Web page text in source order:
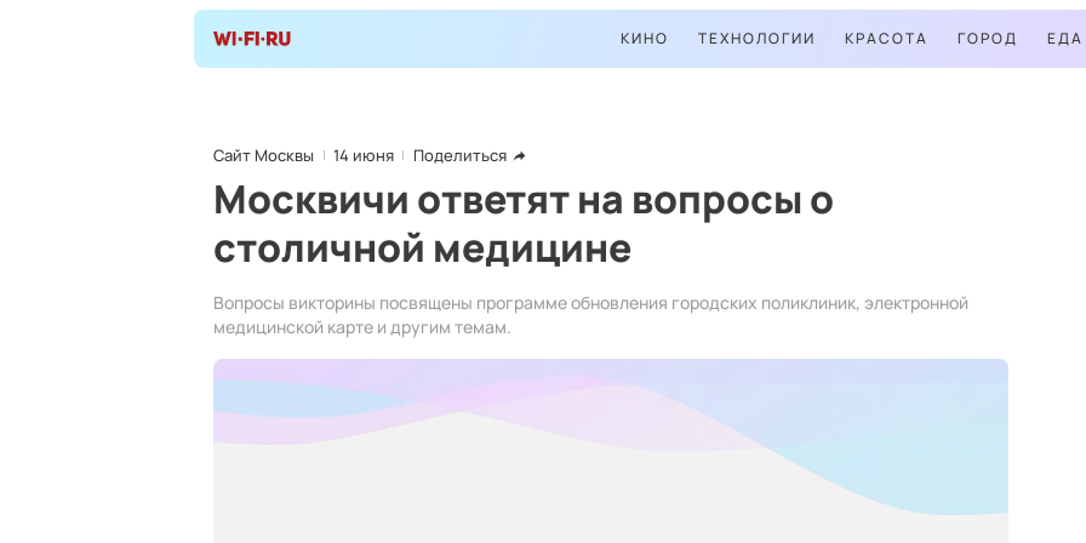
КИНО ТЕХНОЛОГИИ КРАСОТА ГОРОД ЕДА
Сайт Москвы 14 июня Поделиться
Москвичи ответят на вопросы о
столичной медицине
Вопросы викторины посвящены программе обновления городских поликлиник, электронной
медицинской карте и другим темам.